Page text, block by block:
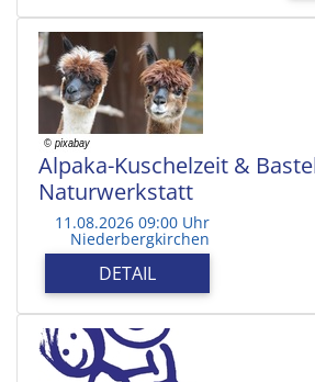
Alpaka-Kuschelzeit &
Naturwerkstatt
11.08.2026 09:00 Uhr
Niederbergkirchen
DETAIL